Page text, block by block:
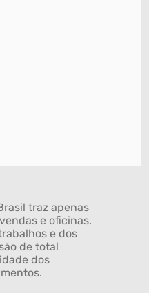
traz apenas
e oficinas.
e dos
de total
dos